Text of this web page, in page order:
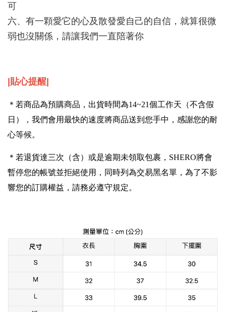
可
六、有一顆愛它的心及散發愛自己的自信，就算很微
弱也沒關係，請讓我們一直陪著你
|貼心提醒|
＊若商品為預購商品，出貨時間為14~21個工作天（不含假
日），我們會用最快的速度將商品送到您手中，感謝您的耐
心等候。
＊若退貨達三次（含）或是逾期未領取包裹，SHERO將會
暫停您的帳號並拒絕使用，同時列為交易黑名單，為了不影
響您的訂購權益，請務必遵守規定。